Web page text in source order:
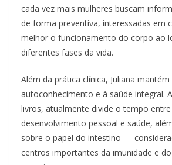
cada vez mais mulheres buscam
de forma preventiva, interessadas em
melhor o funcionamento do corpo ao
diferentes fases da vida.
Além da prática clínica, Juliana
autoconhecimento e à saúde integral.
livros, atualmente divide o tempo
desenvolvimento pessoal e saúde,
sobre o papel do intestino —
centros importantes da imunidade e